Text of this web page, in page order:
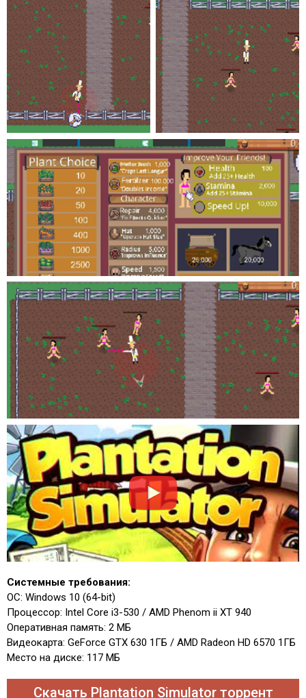
Системные требования:
ОС: Windows 10 (64-bit)
Процессор: Intel Core i3-530 / AMD Phenom ii XT 940
Оперативная память: 2 МБ
Видеокарта: GeForce GTX 630 1ГБ / AMD Radeon HD 6570 1ГБ
Место на диске: 117 МБ
Скачать Plantation Simulator торрент